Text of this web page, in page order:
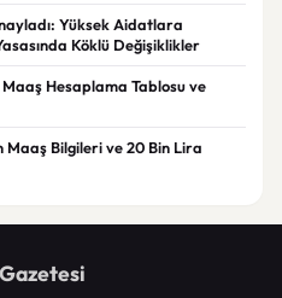
Yüksek Aidatlara
Köklü Değişiklikler
Hesaplama Tablosu ve
Maaş Bilgileri ve 20 Bin Lira